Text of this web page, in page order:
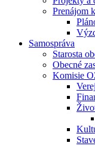
Prenájom
Samospráva
Starosta
Obecné
Komisie